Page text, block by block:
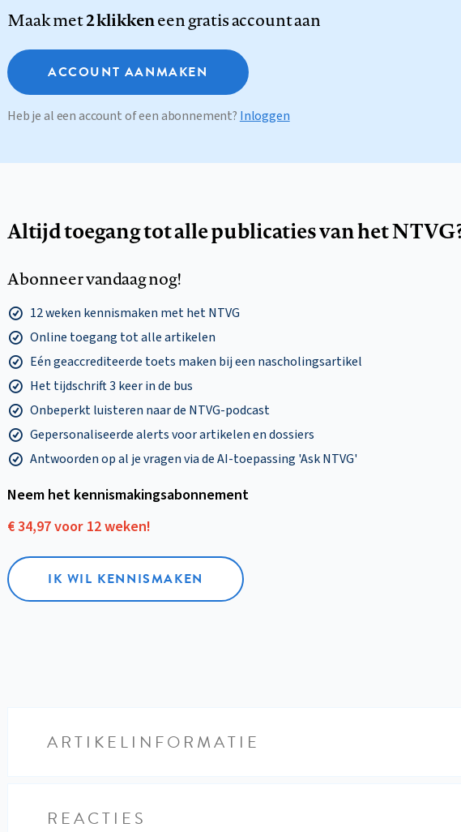
Maak met2 klikkeneen gratis account aan
ACCOUNT AANMAKEN
Heb je al een account of een abonnement? Inloggen
Altijd toegang tot alle publicaties van het
Abonneer vandaag nog!
12 weken kennismaken met het NTVG
Online toegang tot alle artikelen
Eén geaccrediteerde toets maken bij een nascholingsartikel
Het tijdschrift 3 keer in de bus
Onbeperkt luisteren naar de NTVG-podcast
Gepersonaliseerde alerts voor artikelen en dossiers
Antwoorden op al je vragen via de AI-toepassing 'Ask NTVG'
Neem het kennismakings­abonnement
€ 34,97 voor 12 weken!
IK WIL KENNISMAKEN
ARTIKELINFORMATIE
REACTIES